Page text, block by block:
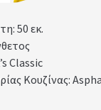
50 εκ.
Classic
Κουζίνας: